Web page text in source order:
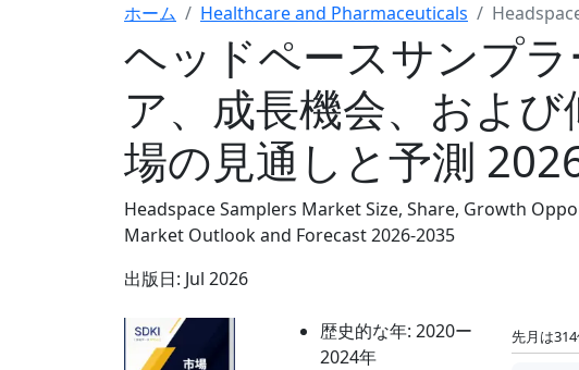
ホーム Healthcare and Pharmaceuticals
ヘッドペースサンプ
ア、成長機会、およ
場の見通しと予測
Headspace Samplers Market Size, Share, Growth
Market Outlook and Forecast 2026-2035
出版日: Jul 2026
歴史的な年: 2020ー
2024年
先月は